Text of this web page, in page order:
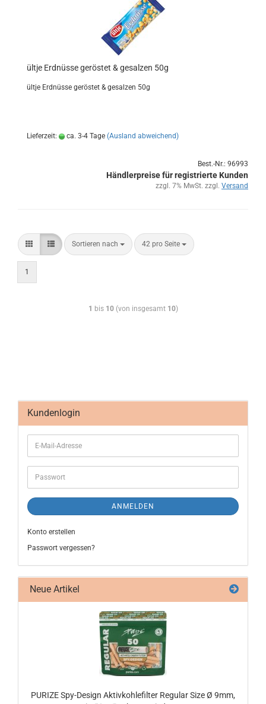
ültje Erd­nüs­se ge­rös­tet & ge­sal­zen 50g
ültje Erd­nüs­se ge­rös­tet & ge­sal­zen 50g
Lieferzeit: ca. 3-4 Tage (Ausland abweichend)
Best.-Nr.: 96993
Händlerpreise für registrierte Kunden
zzgl. 7% MwSt. zzgl. Versand
Sortieren nach 42 pro Seite
1
1 bis 10(von insgesamt 10)
Kundenlogin
ANMELDEN
Konto erstellen
Passwort vergessen?
Neue Artikel
PU­RI­ZE Spy-​Design Ak­tiv­koh­le­fil­ter Re­gu­lar Size Ø 9mm,